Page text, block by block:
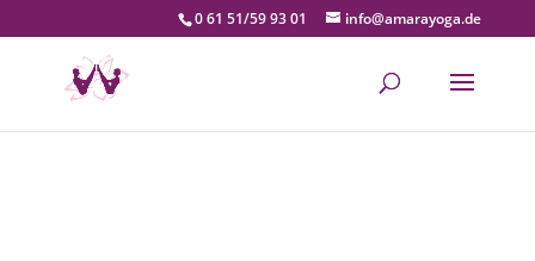
0 61 51/59 93 01 info@amarayoga.de